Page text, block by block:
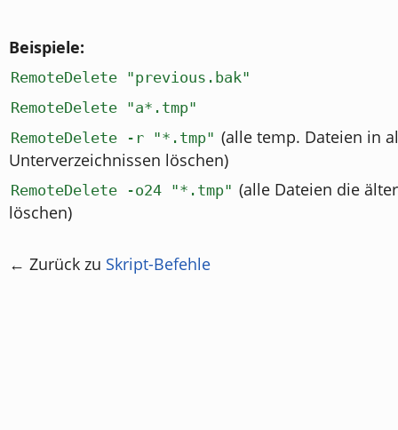
Beispiele:
RemoteDelete "previous.bak"
RemoteDelete "a*.tmp"
RemoteDelete -r "*.tmp" (alle temp. Dateien in
Unterverzeichnissen löschen)
RemoteDelete -o24 "*.tmp" (alle Dateien die
löschen)
← Zurück zu Skript-Befehle